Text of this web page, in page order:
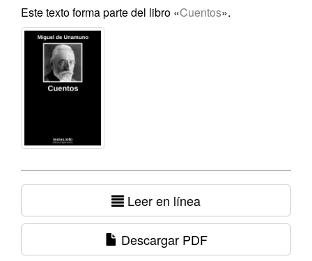
Este texto forma parte del libro «Cuentos».
Leer en línea
Descargar PDF